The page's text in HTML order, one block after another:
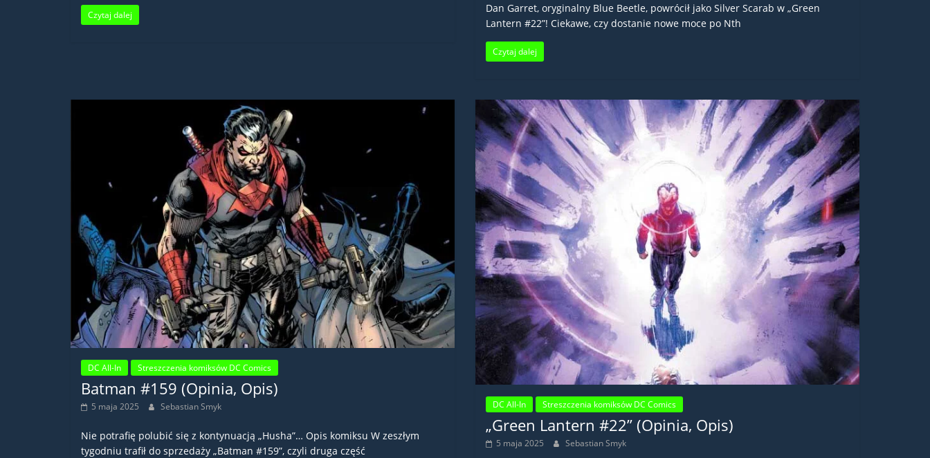
Czytaj dalej
Dan Garret, oryginalny Blue Beetle, powrócił jako Silver Scarab w „Green
Lantern #22”! Ciekawe, czy dostanie nowe moce po Nth
Czytaj dalej
DC All-In Streszczenia komiksów DC Comics
Batman #159 (Opinia, Opis)
5 maja 2025 Sebastian Smyk
Nie potrafię polubić się z kontynuacją „Husha”… Opis komiksu W zeszłym
tygodniu trafił do sprzedaży „Batman #159”, czyli druga część
DC All-In Streszczenia komiksów DC Comics
„Green Lantern #22” (Opinia, Opis)
5 maja 2025 Sebastian Smyk